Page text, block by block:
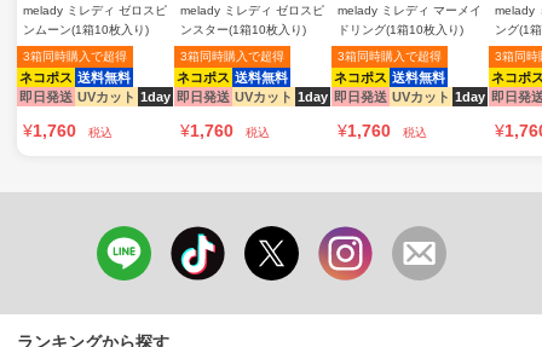
melady ミレディ ゼロスピ
ンムーン(1箱10枚入り)
ネコポス 送料無料
即日発送 UVカット 1day
3箱同時購入で超得
¥1,760 税込
melady ミレディ ゼロスピ
ンスター(1箱10枚入り)
ネコポス 送料無料
即日発送 UVカット 1day
3箱同時購入で超得
¥1,760 税込
melady ミレディ マーメイ
ドリング(1箱10枚入り)
ネコポス 送料無料
即日発送 UVカット 1day
3箱同時購入で超得
¥1,760 税込
melady
ング(1
ネコポ
即日発
3箱同時
¥
ランキングから探す